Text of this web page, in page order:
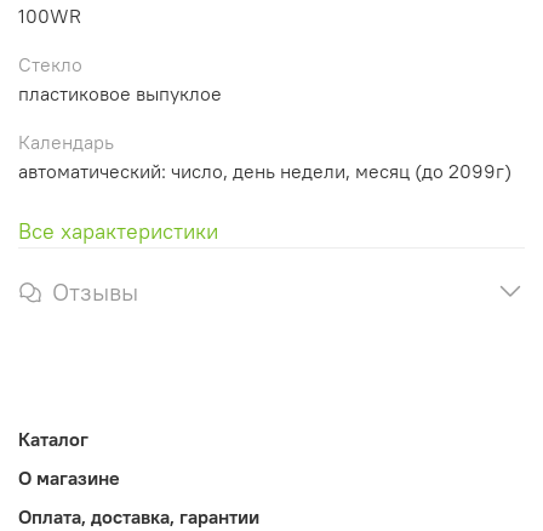
100WR
Стекло
пластиковое выпуклое
Календарь
автоматический: число, день недели, месяц (до 2099г)
Все характеристики
Отзывы
Каталог
О магазине
Оплата, доставка, гарантии